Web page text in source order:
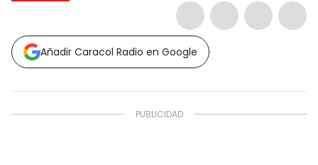
Añadir Caracol Radio en Google